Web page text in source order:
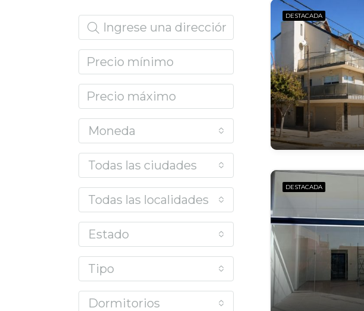
DESTACADA
DESTACADA
Moneda
Todas las ciudades
Todas las localidades o barrios
Estado
Tipo
Dormitorios